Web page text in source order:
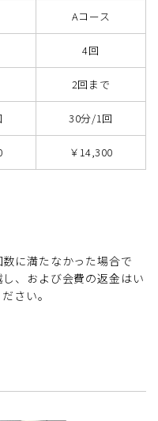
Aコース
4回
2回まで
30分/1回
￥14,300
に満たなかった場合で
、および会費の返金はい
さい。